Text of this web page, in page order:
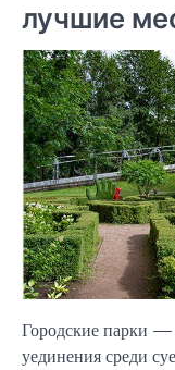
лучшие
Городские парки —
уединения среди